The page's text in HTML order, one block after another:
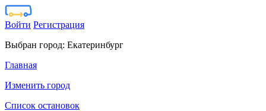
Войти Регистрация
Выбран город: Екатеринбург
Главная
Изменить город
Список остановок